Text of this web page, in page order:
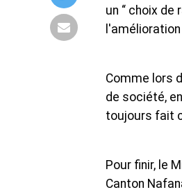
un “ choix
Comme lors
de société,
toujours fait
Pour finir, le
Canton